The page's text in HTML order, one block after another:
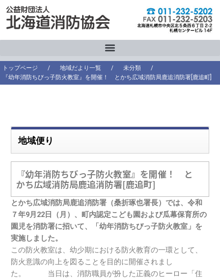
容
を
ス
ッ
プ
トップページ / 地域だより一覧 / 未分類
/
『幼年消防ちびっ子防火教室』を開催！ とかち広域消防局鹿追消防署[鹿追町]
地域便り
『幼年消防ちびっ子防火教室』を開催！ と
かち広域消防局鹿追消防署[鹿追町]
とかち広域消防局鹿追消防署（桑折琢也署長）では、令和
７年9月22日（月）、町内認定こども園および瓜幕保育所の
園児を消防署に招いて、「幼年消防ちびっ子防火教室」を
実施しました。
この防火教室は、幼少期における防火教育の一環として、
防火意識の向上を図ることを目的に開催されまし
た。 当日は、消防職員が扮した正義のヒーロー「住